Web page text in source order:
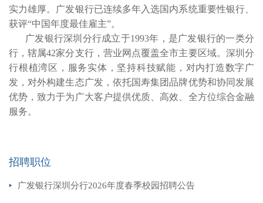
实力雄厚。广发银行已连续多年入选国内系统重要性银行、
获评“中国年度最佳雇主”。
广发银行深圳分行成立于1993年，是广发银行的一类分
行，辖属42家分支行，营业网点覆盖全市主要区域。深圳分
行根植湾区，服务实体，坚持科技赋能，对内打造数字广
发，对外构建生态广发，依托国寿集团品牌优势和协同发展
优势，致力于为广大客户提供优质、高效、全方位综合金融
服务。
招聘职位
广发银行深圳分行2026年度春季校园招聘公告